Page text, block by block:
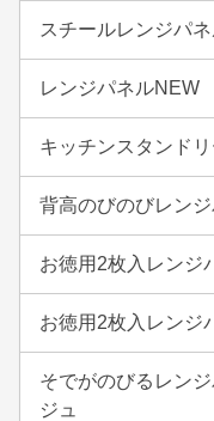
スチールレンジパ
レンジパネルNEW
キッチンスタンド
背高のびのびレン
お徳用2枚入レンジ
お徳用2枚入レンジ
そでがのびるレン
ジュ